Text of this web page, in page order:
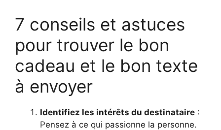
7 conseils et astuces
pour trouver le bon
cadeau et le bon texte
à envoyer
Identifiez les intérêts du destinataire :
Pensez à ce qui passionne la personne.